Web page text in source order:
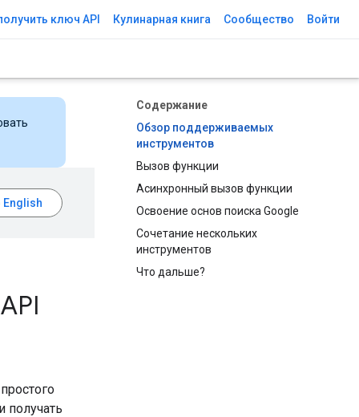
ключ API Кулинарная книга Сообщество Войти
Содержание
Обзор поддерживаемых
инструментов
Вызов функции
Асинхронный вызов функции
Освоение основ поиска Google
Сочетание нескольких
инструментов
Что дальше?
получать